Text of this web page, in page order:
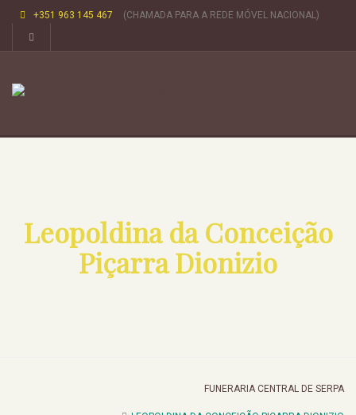
+351 963 145 467 (CHAMADA PARA A REDE MÓVEL NACIONAL)
Leopoldina da Conceição
Piçarra Dionizio
FUNERARIA CENTRAL DE SERPA